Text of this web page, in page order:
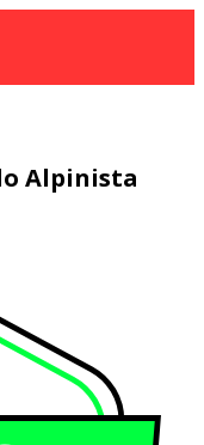
Alpinista